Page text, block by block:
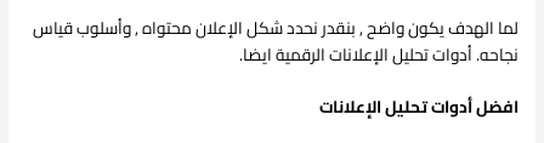
لما الهدف يكون واضح , بنقدر نحدد شكل الإعلان محتواه , وأسلوب قياس
نجاحه. أدوات تحليل الإعلانات الرقمية ايضا.
افضل أدوات تحليل الإعلانات